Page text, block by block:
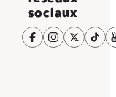
sociaux